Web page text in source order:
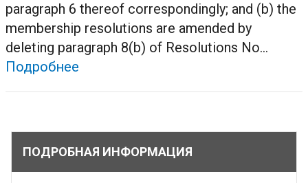
paragraph 6 thereof correspondingly; and (b) the
membership resolutions are amended by
deleting paragraph 8(b) of Resolutions No...
Подробнее
ПОДРОБНАЯ ИНФОРМАЦИЯ